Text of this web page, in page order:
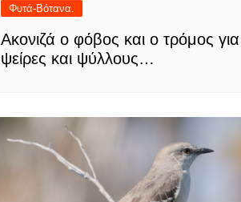
Φυτά-Βότανα.
Ακονιζά ο φόβος και ο τρόμος για
ψείρες και ψύλλους…